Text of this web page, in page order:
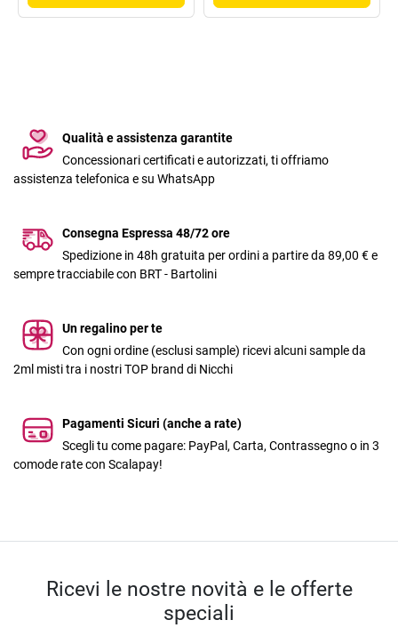
Qualità e assistenza garantite
Concessionari certificati e autorizzati, ti offriamo
assistenza telefonica e su WhatsApp
Consegna Espressa 48/72 ore
Spedizione in 48h gratuita per ordini a partire da 89,00 € e
sempre tracciabile con BRT - Bartolini
Un regalino per te
Con ogni ordine (esclusi sample) ricevi alcuni sample da
2ml misti tra i nostri TOP brand di Nicchi
Pagamenti Sicuri (anche a rate)
Scegli tu come pagare: PayPal, Carta, Contrassegno o in 3
comode rate con Scalapay!
Ricevi le nostre novità e le offerte
speciali